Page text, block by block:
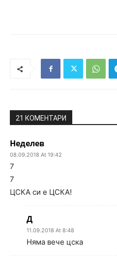
21 КОМЕНТАРИ
Неделев
08.09.2018 At 19:42
7
7
ЦСКА си е ЦСКА!
Д
11.09.2018 At 8:48
Няма вече цска